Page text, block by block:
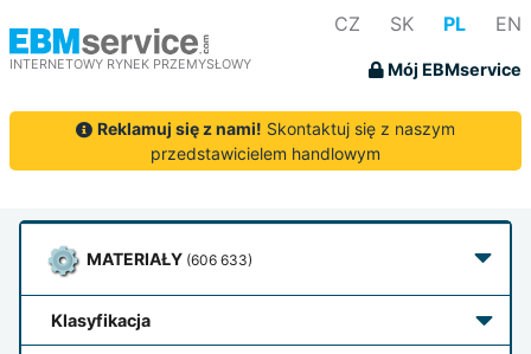
INTERNETOWY RYNEK PRZEMYSŁOWY
CZ SK PL EN
Mój EBMservice
Reklamuj się z nami! Skontaktuj się z naszym
przedstawicielem handlowym
MATERIAŁY (606 633)
klasyfikacja